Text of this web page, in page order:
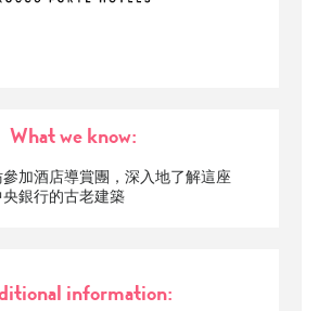
What we know:
加酒店導賞團，深入地了解這座
銀行的古老建築
information: